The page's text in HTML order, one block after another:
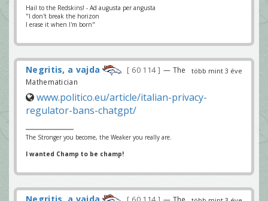
Hail to the Redskins! - Ad augusta per angusta
"I don't break the horizon
I erase it when I'm born"
több mint 3 éve
Negritis, a vajda 60 114
— The
Mathematician
www.politico.eu/article/italian-privacy-
regulator-bans-chatgpt/
The Stronger you become, the Weaker you really are.
I wanted Champ to be champ!